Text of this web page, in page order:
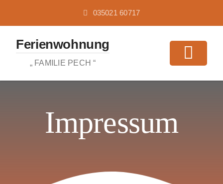
035021 60717
Ferienwohnung
„ FAMILIE PECH “
Impressum